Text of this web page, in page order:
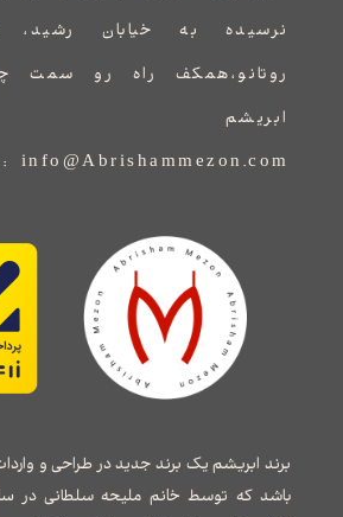
برند ابریشم یک برند جدید در طراحی و
نرسیده به خیابان رشید،
ابریشم
info@Abrishammezon.com : ایمیل